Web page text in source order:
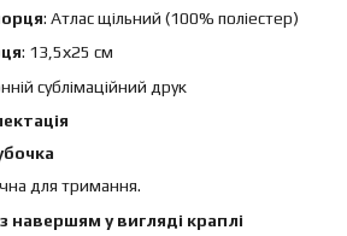
: Атлас щільний (100% поліестер)
: 13,5х25 см
сублімаційний друк
для тримання.
навершям у вигляді краплі